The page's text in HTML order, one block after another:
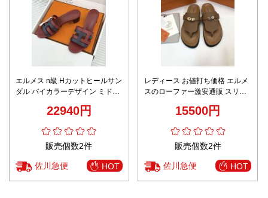
エルメス n級 Hカットヒールサン
ダル バイカラーデザイン ミドル
22940円
販売個数2件
佐川急便 HOT
レディース お値打ち価格 エルメ
スのローファー激安通販 スリッ
女兼用 ブラウン15500円
販売個数2件
佐川急便 HOT